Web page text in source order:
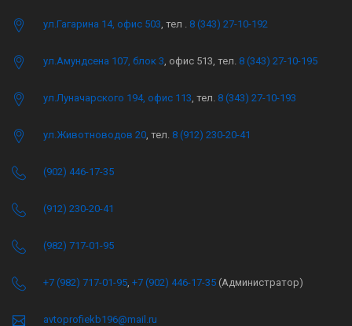
ул.Гагарина 14, офис 503 , тел . 8 (343) 27-10-192
ул.Амундсена 107, блок 3 , офис 513, тел. 8 (343) 27-10-195
ул.Луначарского 194, офис 113 , тел. 8 (343) 27-10-193
ул.Животноводов 20 , тел. 8 (912) 230-20-41
(902) 446-17-35
(912) 230-20-41
(982) 717-01-95
+7 (982) 717-01-95 +7 (902) 446-17-35 (Администратор)
avtoprofiekb196@mail.ru